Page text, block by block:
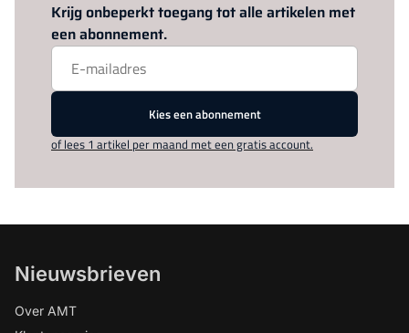
Krijg onbeperkt toegang tot alle artikelen met
een abonnement.
Kies een abonnement
of lees 1 artikel per maand met een gratis account.
Nieuwsbrieven
Over AMT